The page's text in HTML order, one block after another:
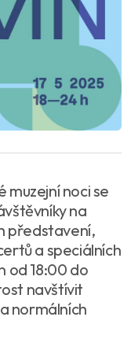
noci se
na
představení,
a speciálních
od 18:00 do
navštívit
normálních